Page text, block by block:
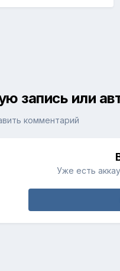
запись или
комментарий
Уже есть